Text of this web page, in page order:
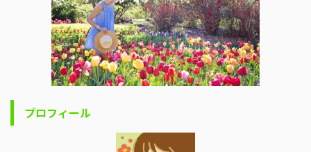
プロフィール